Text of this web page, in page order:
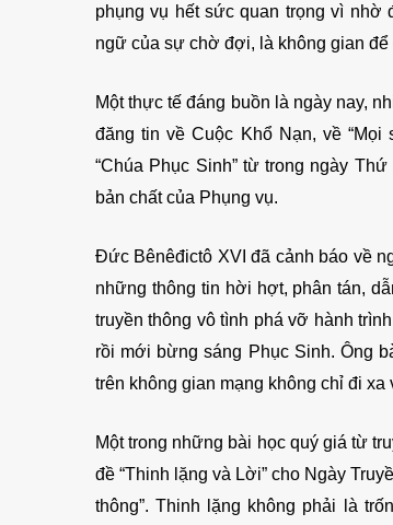
phụng vụ hết sức quan trọng vì nhờ
ngữ của sự chờ đợi, là không gian
Một thực tế đáng buồn là ngày nay,
đăng tin về Cuộc Khổ Nạn, về “Mọi
“Chúa Phục Sinh” từ trong ngày
bản chất của Phụng vụ.
Đức Bênêđictô XVI đã cảnh báo về
những thông tin hời hợt, phân tán,
truyền thông vô tình phá vỡ hành trình
rồi mới bừng sáng Phục Sinh. Ông
trên không gian mạng không chỉ đi
Một trong những bài học quý giá từ
đề “Thinh lặng và Lời” cho Ngày
thông”. Thinh lặng không phải là